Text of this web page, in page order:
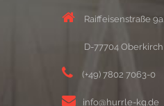
Raiffeisenstraße 9a
D-77704 Oberkirch
(+49) 7802 7063-0
info@hurrle-kg.de